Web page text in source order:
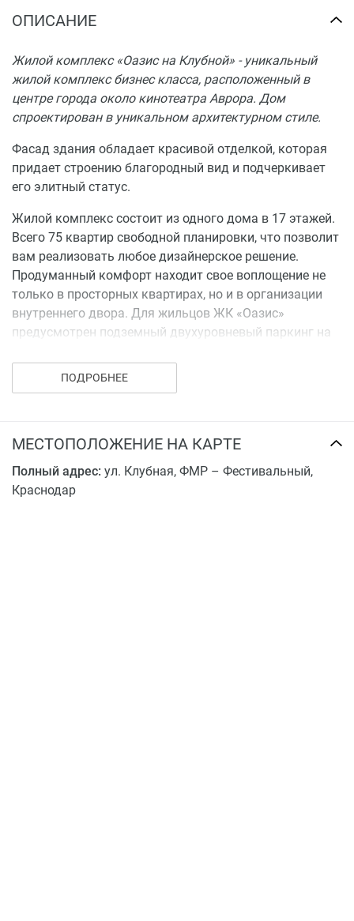
ОПИСАНИЕ
Жилой комплекс «Оазис на Клубной» - уникальный
жилой комплекс бизнес класса, расположенный в
центре города около кинотеатра Аврора. Дом
спроектирован в уникальном архитектурном стиле.
Фасад здания обладает красивой отделкой, которая
придает строению благородный вид и подчеркивает
его элитный статус.
Жилой комплекс состоит из одного дома в 17 этажей.
Всего 75 квартир свободной планировки, что позволит
вам реализовать любое дизайнерское решение.
Продуманный комфорт находит свое воплощение не
только в просторных квартирах, но и в организации
внутреннего двора. Для жильцов ЖК «Оазис»
предусмотрен подземный двухуровневый паркинг на
ПОДРОБНЕЕ
МЕСТОПОЛОЖЕНИЕ НА КАРТЕ
Полный адрес: ул. Клубная, ФМР – Фестивальный,
Краснодар